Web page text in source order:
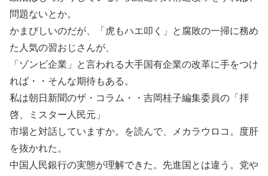
問題ないとか。
かまびしいのだが、「虎もハエ叩く」と腐敗の一掃に務め
た人気の習おじさんが、
「ゾンビ企業」と言われる大手国有企業の改革に手をつけ
れば・・そんな期待もある。
私は朝日新聞のザ・コラム・・吉岡桂子編集委員の「拝
啓、ミスター人民元」
市場と対話していますか。を読んで、メカラウロコ。度肝
を抜かれた。
中国人民銀行の実態が理解できた。先進国とは違う。党や